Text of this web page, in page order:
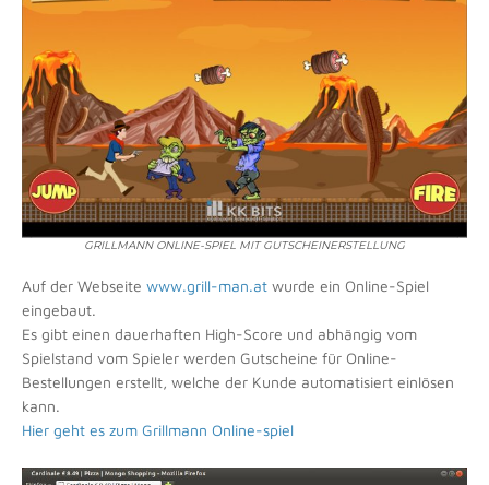
GRILLMANN ONLINE-SPIEL MIT GUTSCHEINERSTELLUNG
Auf der Webseite www.grill-man.at wurde ein Online-Spiel
eingebaut.
Es gibt einen dauerhaften High-Score und abhängig vom
Spielstand vom Spieler werden Gutscheine für Online-
Bestellungen erstellt, welche der Kunde automatisiert einlösen
kann.
Hier geht es zum Grillmann Online-spiel